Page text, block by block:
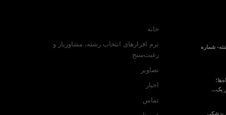
شماره
یک...
پزشکی
خانه
نرم افزارهای انتخاب رشته، مشاوریار و
رغبت‌سنج
تصاویر
اخبار
تماس